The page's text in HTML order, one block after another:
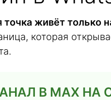
точка живёт только
которая
В MAX НА